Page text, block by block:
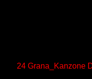
24 Grana_Kanzone